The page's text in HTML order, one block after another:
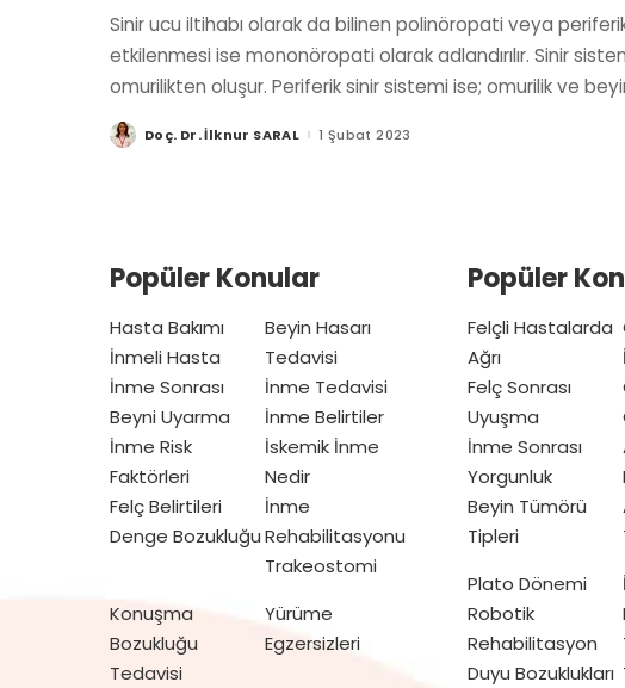
Sinir ucu iltihabı olarak da bilinen polinöropati veya
etkilenmesi ise mononöropati olarak adlandırılır. Sinir
omurilikten oluşur. Periferik sinir sistemi ise; omurilik ve
Posted
by
Doç. Dr. İlknur SARAL 1 Şubat 2023
Popüler Konular
Hasta Bakımı
İnmeli Hasta
İnme Sonrası
Beyni Uyarma
İnme Risk
Faktörleri
Felç Belirtileri
Denge Bozukluğu
Beyin Hasarı
Tedavisi
İnme Tedavisi
İnme Belirtiler
İskemik İnme
Nedir
İnme
Rehabilitasyonu
Trakeostomi
Konuşma
Bozukluğu
Tedavisi
Yürüme
Egzersizleri
Popüler
Felçli Hastalarda
Ağrı
Felç Sonrası
Uyuşma
İnme Sonrası
Yorgunluk
Beyin Tümörü
Tipleri
Plato Dönemi
Robotik
Rehabilitasyon
Duyu Bozuklukları